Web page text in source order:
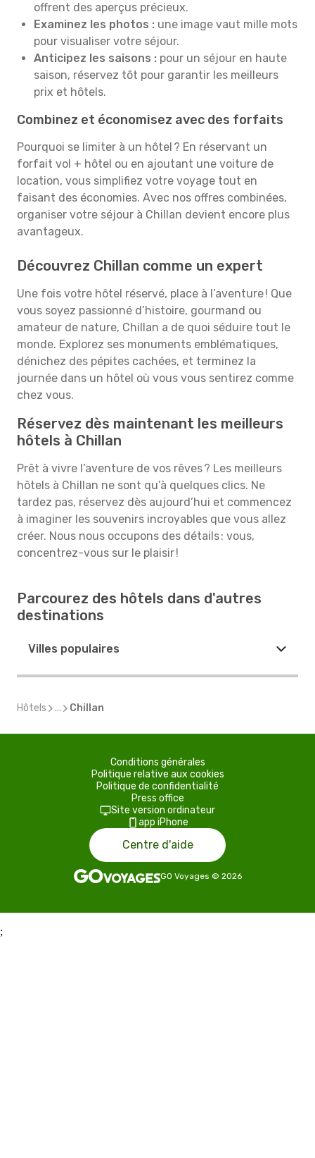
offrent des aperçus précieux.
Examinez les photos : une image vaut mille mots
pour visualiser votre séjour.
Anticipez les saisons : pour un séjour en haute
saison, réservez tôt pour garantir les meilleurs
prix et hôtels.
Combinez et économisez avec des forfaits
Pourquoi se limiter à un hôtel ? En réservant un
forfait vol + hôtel ou en ajoutant une voiture de
location, vous simplifiez votre voyage tout en
faisant des économies. Avec nos offres combinées,
organiser votre séjour à Chillan devient encore plus
avantageux.
Découvrez Chillan comme un expert
Une fois votre hôtel réservé, place à l’aventure ! Que
vous soyez passionné d’histoire, gourmand ou
amateur de nature, Chillan a de quoi séduire tout le
monde. Explorez ses monuments emblématiques,
dénichez des pépites cachées, et terminez la
journée dans un hôtel où vous vous sentirez comme
chez vous.
Réservez dès maintenant les meilleurs
hôtels à Chillan
Prêt à vivre l’aventure de vos rêves ? Les meilleurs
hôtels à Chillan ne sont qu’à quelques clics. Ne
tardez pas, réservez dès aujourd’hui et commencez
à imaginer les souvenirs incroyables que vous allez
créer. Nous nous occupons des détails : vous,
concentrez-vous sur le plaisir !
Parcourez des hôtels dans d'autres
destinations
Villes populaires
Hôtels ... Chillan
Conditions générales
Politique relative aux cookies
Politique de confidentialité
Press office
Site version ordinateur
app iPhone
Centre d'aide
GO Voyages © 2026
;